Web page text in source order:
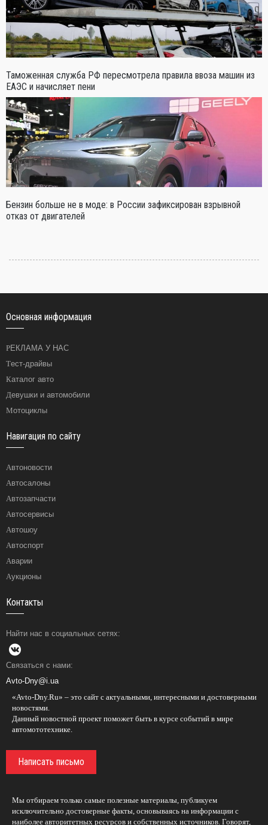
Таможенная служба РФ пересмотрела правила ввоза машин из
ЕАЭС и начисляет пени
Бензин больше не в моде: в России зафиксирован взрывной
отказ от двигателей
Основная информация
РЕКЛАМА У НАС
Тест-драйвы
Каталог авто
Девушки и автомобили
Мотоциклы
Навигация по сайту
Автоновости
Автосалоны
Автозапчасти
Автосервисы
Автошоу
Автоспорт
Аварии
Аукционы
Контакты
Найти нас в социальных сетях:
Связаться с нами:
Avto-Dny@i.ua
«Avto-Dny.Ru» – это сайт с актуальными, интересными и достоверными
новостями.
Данный новостной проект поможет быть в курсе событий в мире
автомототехнике.
Написать письмо
Мы отбираем только самые полезные материалы, публикуем
исключительно достоверные факты, основываясь на информации с
наиболее авторитетных ресурсов и собственных источников. Говорят,